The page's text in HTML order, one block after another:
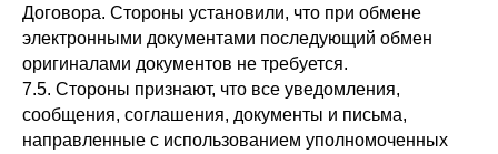
Договора. Стороны установили, что при обмене
электронными документами последующий обмен
оригиналами документов не требуется.
7.5. Стороны признают, что все уведомления,
сообщения, соглашения, документы и письма,
направленные с использованием уполномоченных